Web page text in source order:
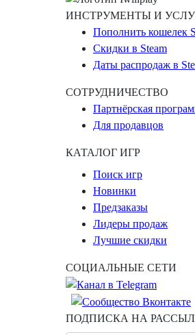
ИНСТРУМЕНТЫ И
Пополнить кошелек
Скидки в Steam
Даты распродаж в
СОТРУДНИЧЕСТВО
Партнёрская
Для продавцов
КАТАЛОГ ИГР
Поиск игр
Новинки
Предзаказы
Лидеры продаж
Лучшие скидки
СОЦИАЛЬНЫЕ СЕТИ
ПОДПИСКА НА